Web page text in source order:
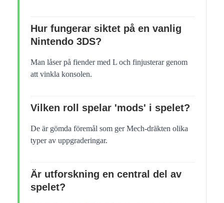
Hur fungerar siktet på en vanlig
Nintendo 3DS?
Man låser på fiender med L och finjusterar genom
att vinkla konsolen.
Vilken roll spelar 'mods' i spelet?
De är gömda föremål som ger Mech-dräkten olika
typer av uppgraderingar.
Är utforskning en central del av
spelet?